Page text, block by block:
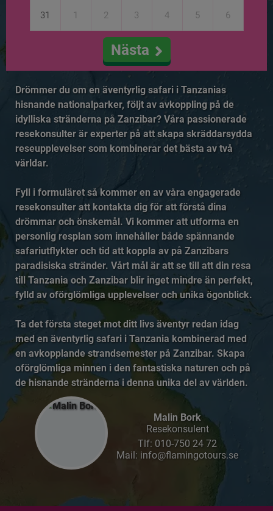
31 1 2 3 4 5 6
Nästa
Drömmer du om en äventyrlig safari i Tanzanias
hisnande nationalparker, följt av avkoppling på de
idylliska stränderna på Zanzibar? Våra passionerade
resekonsulter är experter på att skapa skräddarsydda
reseupplevelser som kombinerar det bästa av två
världar.
Fyll i formuläret så kommer en av våra engagerade
resekonsulter att kontakta dig för att förstå dina
drömmar och önskemål. Vi kommer att utforma en
personlig resplan som innehåller både spännande
safariutflykter och tid att koppla av på Zanzibars
paradisiska stränder. Vårt mål är att se till att din resa
till Tanzania och Zanzibar blir inget mindre än perfekt,
fylld av oförglömliga upplevelser och unika ögonblick.
Ta det första steget mot ditt livs äventyr redan idag
med en äventyrlig safari i Tanzania kombinerad med
en avkopplande strandsemester på Zanzibar. Skapa
oförglömliga minnen i den fantastiska naturen och på
de hisnande stränderna i denna unika del av världen.
Malin Bork
Resekonsulent
Tlf: 010-750 24 72
Mail: info@flamingotours.se